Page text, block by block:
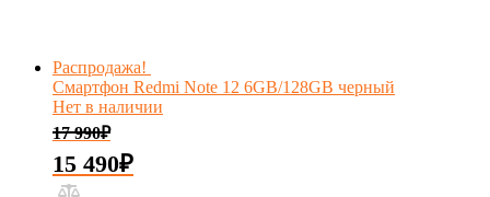
Распродажа!
Смартфон Redmi Note 12 6GB/128GB черный
Нет в наличии
17 990₽
15 490₽